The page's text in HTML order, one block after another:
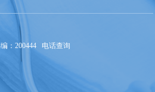
：200444 电话查询